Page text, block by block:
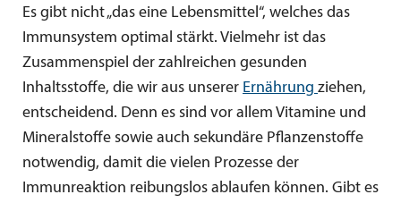
Es gibt nicht „das eine Lebensmittel“, welches das
Immunsystem optimal stärkt. Vielmehr ist das
Zusammenspiel der zahlreichen gesunden
Inhaltsstoffe, die wir aus unserer Ernährung ziehen,
entscheidend. Denn es sind vor allem Vitamine und
Mineralstoffe sowie auch sekundäre Pflanzenstoffe
notwendig, damit die vielen Prozesse der
Immunreaktion reibungslos ablaufen können. Gibt es